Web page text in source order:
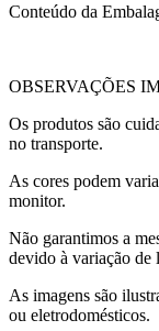
Conteúdo da
OBSERVAÇÕES
Os produtos são
no transporte.
As cores podem
monitor.
Não garantimos a
devido à variação de
As imagens são
ou eletrodomésticos.